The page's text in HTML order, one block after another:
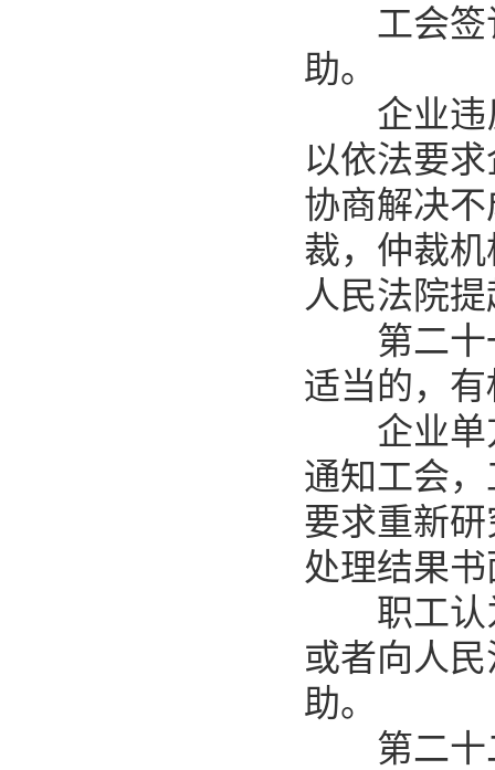
工会签订
助。
企业违反
以依法要
协商解决
裁，仲裁
人民法院
第二十一
适当的，
企业单方
通知工会
要求重新
处理结果
职工认为
或者向人
助。
第二十二